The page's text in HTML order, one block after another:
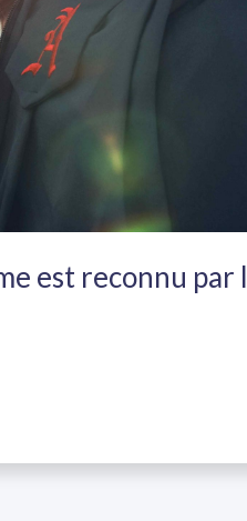
est reconnu par